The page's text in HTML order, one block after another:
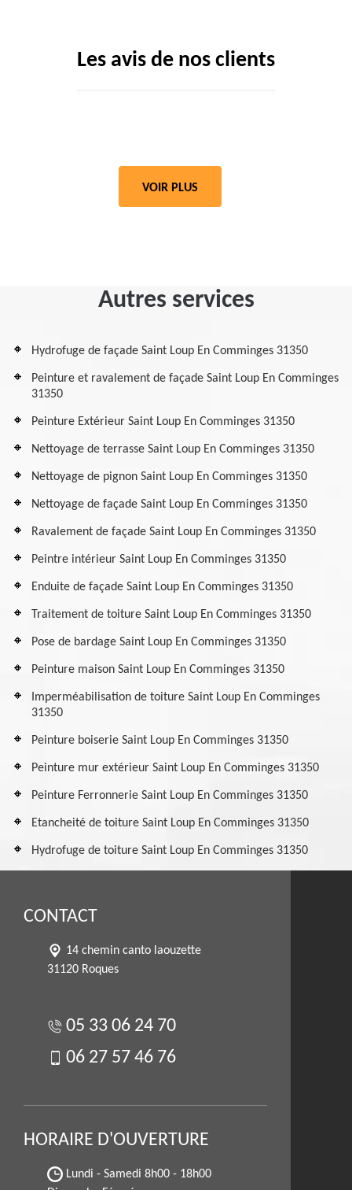
Les avis de nos clients
VOIR PLUS
Autres services
Hydrofuge de façade Saint Loup En Comminges 31350
Peinture et ravalement de façade Saint Loup En Comminges
31350
Peinture Extérieur Saint Loup En Comminges 31350
Nettoyage de terrasse Saint Loup En Comminges 31350
Nettoyage de pignon Saint Loup En Comminges 31350
Nettoyage de façade Saint Loup En Comminges 31350
Ravalement de façade Saint Loup En Comminges 31350
Peintre intérieur Saint Loup En Comminges 31350
Enduite de façade Saint Loup En Comminges 31350
Traitement de toiture Saint Loup En Comminges 31350
Pose de bardage Saint Loup En Comminges 31350
Peinture maison Saint Loup En Comminges 31350
Imperméabilisation de toiture Saint Loup En Comminges
31350
Peinture boiserie Saint Loup En Comminges 31350
Peinture mur extérieur Saint Loup En Comminges 31350
Peinture Ferronnerie Saint Loup En Comminges 31350
Etancheité de toiture Saint Loup En Comminges 31350
Hydrofuge de toiture Saint Loup En Comminges 31350
CONTACT
14 chemin canto laouzette
31120 Roques
05 33 06 24 70
06 27 57 46 76
HORAIRE D'OUVERTURE
Lundi - Samedi 8h00 - 18h00